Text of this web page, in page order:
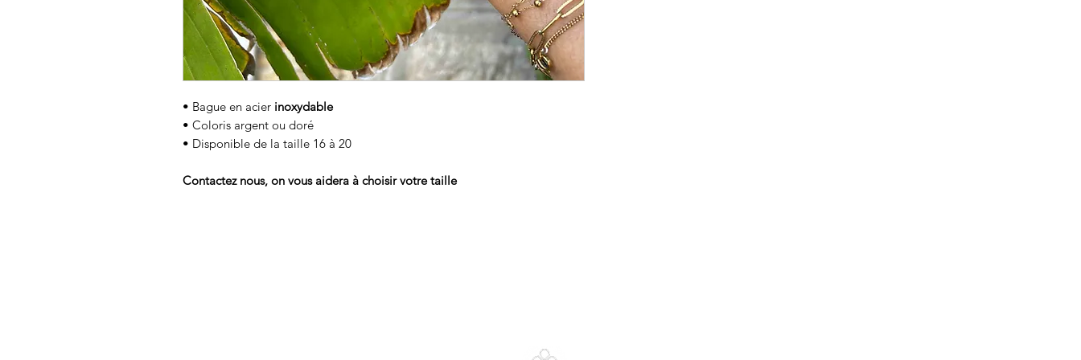
• Bague en acier inoxydable
• Coloris argent ou doré
• Disponible de la taille 16 à 20
Contactez nous, on vous aidera à choisir votre taille